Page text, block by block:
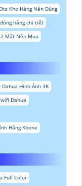
Kho Hàng Nên Dùng
hàng chi tiết
Mắt Nên Mua
Dahua Hình Ảnh 3K
Dahua
Hãng Kbone
Full Color